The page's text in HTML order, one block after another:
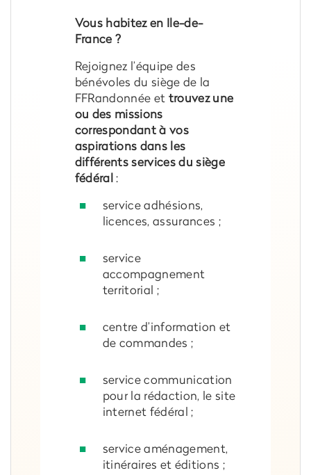
Vous habitez en Ile-de-
France ?
Rejoignez l’équipe des
bénévoles du siège de la
FFRandonnée et trouvez une
ou des missions
correspondant à vos
aspirations dans les
différents services du siège
fédéral:
service adhésions,
licences, assurances ;
service
accompagnement
territorial ;
centre d’information et
de commandes ;
service communication
pour la rédaction, le site
internet fédéral ;
service aménagement,
itinéraires et éditions ;